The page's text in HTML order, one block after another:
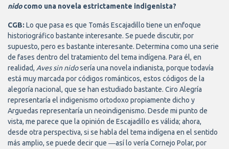
nidocomo una novela estrictamente indigenista?
CGB: Lo que pasa es que Tomás Escajadillo tiene un enfoque
historiográfico bastante interesante. Se puede discutir, por
supuesto, pero es bastante interesante. Determina como una serie
de fases dentro del tratamiento del tema indígena. Para él, en
realidad, Aves sin nidosería una novela indianista, porque todavía
está muy marcada por códigos románticos, estos códigos de la
alegoría nacional, que se han estudiado bastante. Ciro Alegría
representaría el indigenismo ortodoxo propiamente dicho y
Arguedas representaría un neoindigenismo. Desde mi punto de
vista, me parece que la opinión de Escajadillo es válida; ahora,
desde otra perspectiva, si se habla del tema indígena en el sentido
más amplio, se puede decir que ―así lo vería Cornejo Polar, por